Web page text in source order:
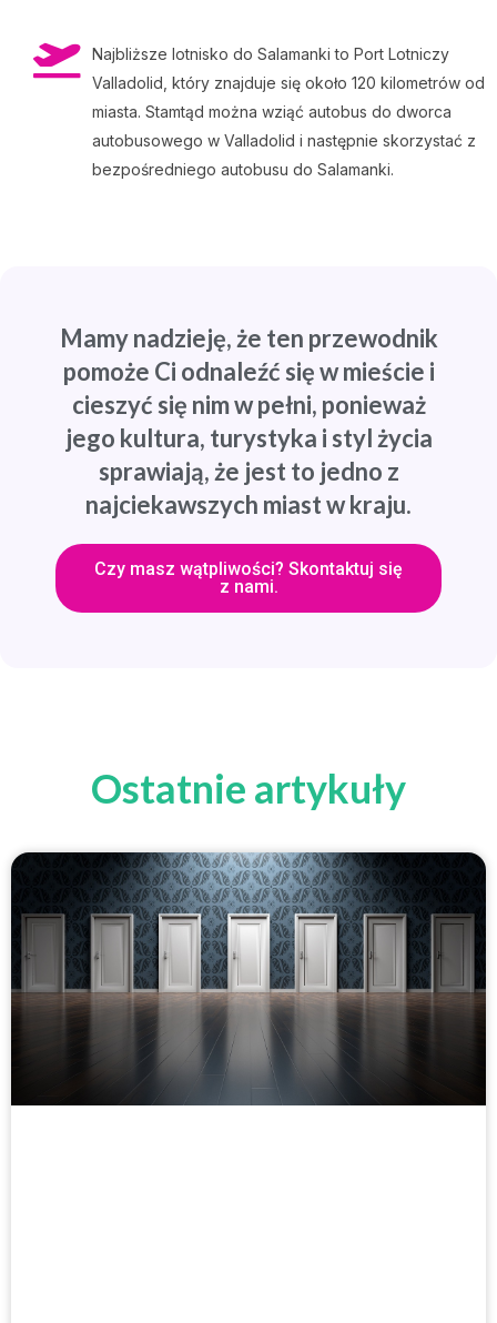
Najbliższe lotnisko do Salamanki to Port Lotniczy
Valladolid, który znajduje się około 120 kilometrów od
miasta. Stamtąd można wziąć autobus do dworca
autobusowego w Valladolid i następnie skorzystać z
bezpośredniego autobusu do Salamanki.
Mamy nadzieję, że ten przewodnik
pomoże Ci odnaleźć się w mieście i
cieszyć się nim w pełni, ponieważ
jego kultura, turystyka i styl życia
sprawiają, że jest to jedno z
najciekawszych miast w kraju.
Czy masz wątpliwości? Skontaktuj się
z nami.
Ostatnie artykuły